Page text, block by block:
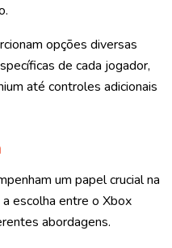
opções diversas
de cada jogador,
até controles adicionais
um papel crucial na
escolha entre o Xbox
abordagens.